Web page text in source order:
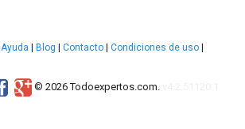
Ayuda Blog Contacto Condiciones de uso
© 2026 Todoexpertos.com.